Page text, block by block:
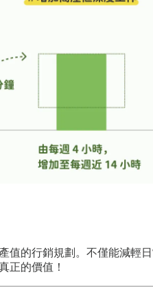
值的行銷規劃。不僅能減輕
正的價值！